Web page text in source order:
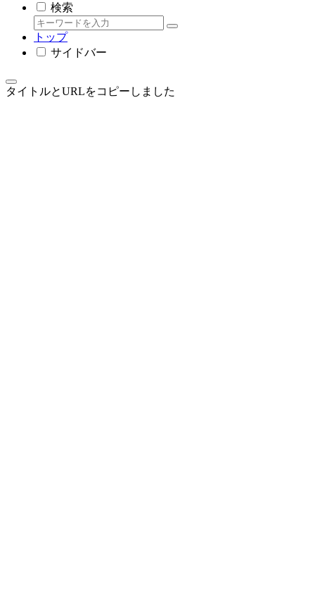
検索
トップ
サイドバー
タイトルとURLをコピーしました